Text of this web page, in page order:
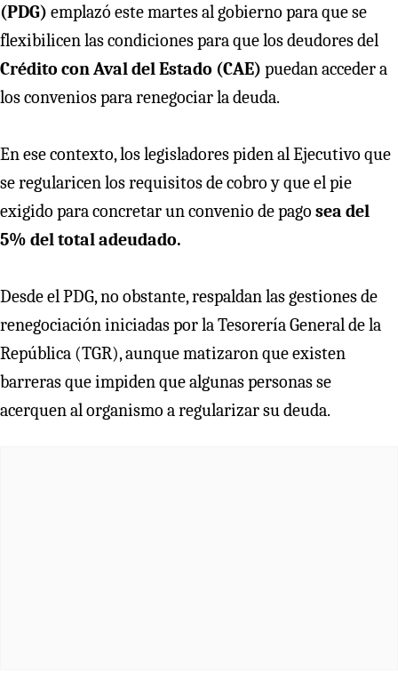
(PDG) emplazó este martes al gobierno para que se
flexibilicen las condiciones para que los deudores del
Crédito con Aval del Estado (CAE) puedan acceder a
los convenios para renegociar la deuda.
En ese contexto, los legisladores piden al Ejecutivo que
se regularicen los requisitos de cobro y que el pie
exigido para concretar un convenio de pago sea del
5% del total adeudado.
Desde el PDG, no obstante, respaldan las gestiones de
renegociación iniciadas por la Tesorería General de la
República (TGR), aunque matizaron que existen
barreras que impiden que algunas personas se
acerquen al organismo a regularizar su deuda.